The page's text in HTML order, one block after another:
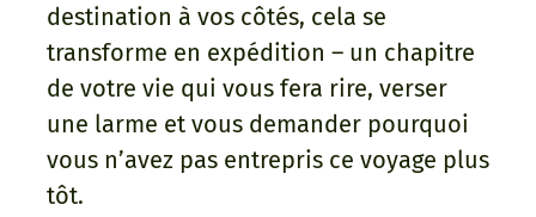
destination à vos côtés, cela se
transforme en expédition – un chapitre
de votre vie qui vous fera rire, verser
une larme et vous demander pourquoi
vous n’avez pas entrepris ce voyage plus
tôt.